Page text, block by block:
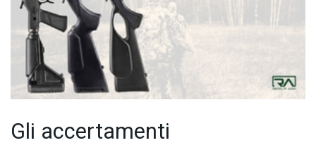
Gli accertamenti